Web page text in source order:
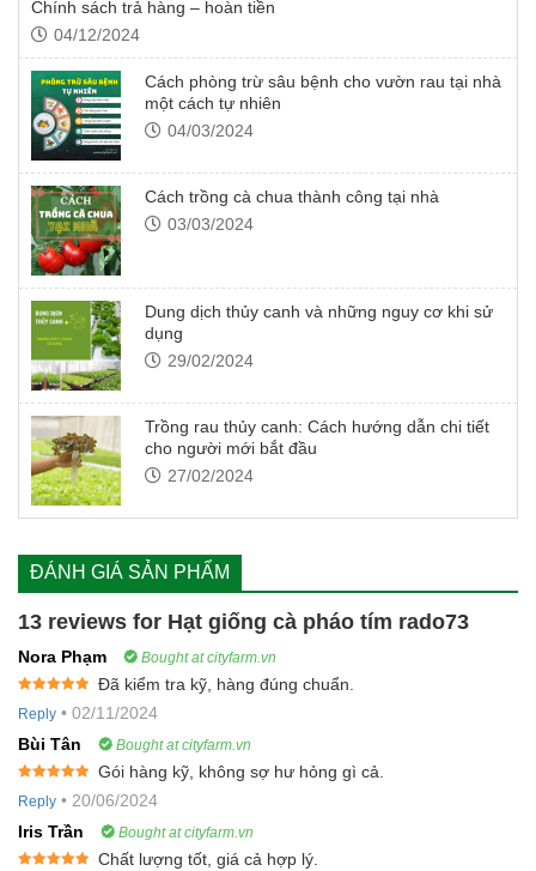
Mát: Nhiệt độ bảo quản tốt nhất từ 20-22oC bởi nhiệt độ cao
làm hạt giống hô hấp mạnh, tiêu hao nhanh các chất dinh dưỡng
dự trữ, giảm sức sống của cây trồng. Vì vậy, nơi bảo quản cần
thông thoáng, mát mẻ.
Sạch: Bảo đảm hạt giống đã được làm sạch trước khi cất giữ
trong hộp lưu trữ.
Chính sách trả hàng – hoàn tiền
04/12/2024
Cách phòng trừ sâu bệnh cho vườn rau tại nhà
một cách tự nhiên
04/03/2024
Cách trồng cà chua thành công tại nhà
03/03/2024
Dung dịch thủy canh và những nguy cơ khi sử
dụng
29/02/2024
Trồng rau thủy canh: Cách hướng dẫn chi tiết
cho người mới bắt đầu
27/02/2024
ĐÁNH GIÁ SẢN PHẨM
13 reviews for Hạt giống cà pháo tím rado73
Nora Phạm Bought at cityfarm.vn
of 5
Đã kiểm tra kỹ, hàng đúng chuẩn.
Reply • 02/11/2024
Bùi Tân
Bought at cityfarm.vn
of 5
Gói hàng kỹ, không sợ hư hỏng gì cả.
Reply • 20/06/2024
Iris Trần
Bought at cityfarm.vn
Chất lượng tốt, giá cả hợp lý.